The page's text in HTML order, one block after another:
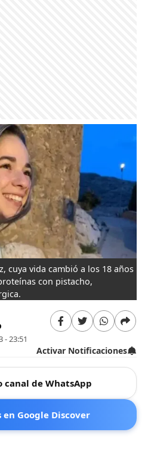
cuya vida cambió a los 18 años
con pistacho,
- 23:51
Activar Notificaciones
canal de WhatsApp
en Google Discover